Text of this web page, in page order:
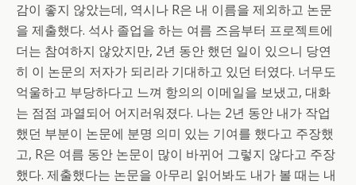
감이 좋지 않았는데, 역시나 R은 내 이름을 제외하고 논문
을 제출했다. 석사 졸업을 하는 여름 즈음부터 프로젝트에
더는 참여하지 않았지만, 2년 동안 했던 일이 있으니 당연
히 이 논문의 저자가 되리라 기대하고 있던 터였다. 너무도
억울하고 부당하다고 느껴 항의의 이메일을 보냈고, 대화
는 점점 과열되어 어지러워졌다. 나는 2년 동안 내가 작업
했던 부분이 논문에 분명 의미 있는 기여를 했다고 주장했
고, R은 여름 동안 논문이 많이 바뀌어 그렇지 않다고 주장
했다. 제출했다는 논문을 아무리 읽어봐도 내가 볼 때는 내